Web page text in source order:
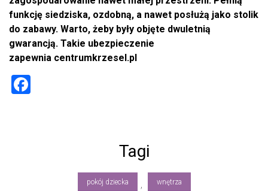
funkcję siedziska, ozdobną, a nawet posłużą jako stolik
do zabawy. Warto, żeby były objęte dwuletnią
gwarancją. Takie ubezpieczenie
zapewnia centrumkrzesel.pl
Tagi
pokój dziecka , wnętrza